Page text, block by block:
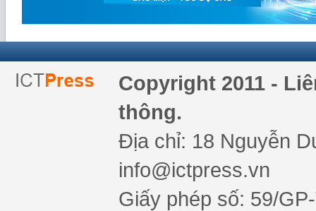
Copyright 2011 -
thông.
Địa chỉ: 18 Nguyễn
info@ictpress.vn
Giấy phép số: 59/